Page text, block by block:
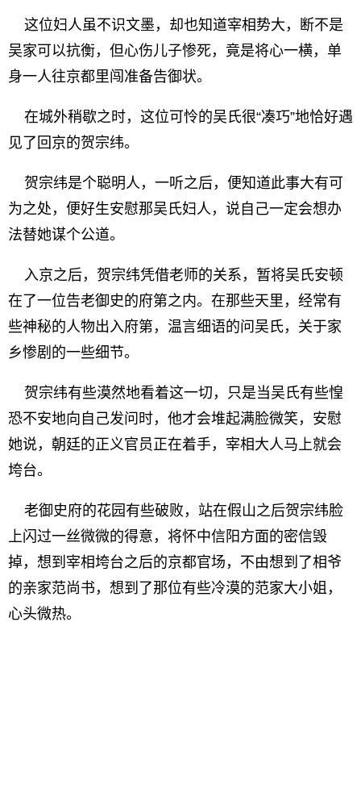
这位妇人虽不识文墨，却也知道宰相势大，断不是
吴家可以抗衡，但心伤儿子惨死，竟是将心一横，单
身一人往京都里闯准备告御状。
在城外稍歇之时，这位可怜的吴氏很“凑巧”地恰好遇
见了回京的贺宗纬。
贺宗纬是个聪明人，一听之后，便知道此事大有可
为之处，便好生安慰那吴氏妇人，说自己一定会想办
法替她谋个公道。
入京之后，贺宗纬凭借老师的关系，暂将吴氏安顿
在了一位告老御史的府第之内。在那些天里，经常有
些神秘的人物出入府第，温言细语的问吴氏，关于家
乡惨剧的一些细节。
贺宗纬有些漠然地看着这一切，只是当吴氏有些惶
恐不安地向自己发问时，他才会堆起满脸微笑，安慰
她说，朝廷的正义官员正在着手，宰相大人马上就会
垮台。
老御史府的花园有些破败，站在假山之后贺宗纬脸
上闪过一丝微微的得意，将怀中信阳方面的密信毁
掉，想到宰相垮台之后的京都官场，不由想到了相爷
的亲家范尚书，想到了那位有些冷漠的范家大小姐，
心头微热。